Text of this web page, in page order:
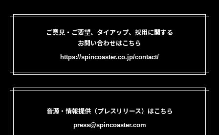
ご意見・ご要望、タイアップ、採用に関する
お問い合わせはこちら
https://spincoaster.co.jp/contact/
音源・情報提供（プレスリリース）はこちら
press@spincoaster.com